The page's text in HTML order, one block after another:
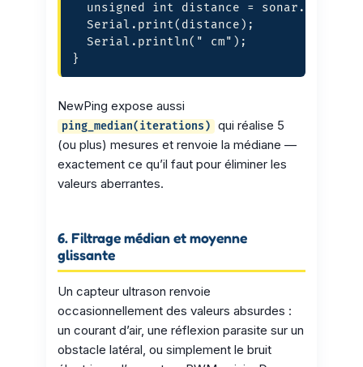
unsigned int distance =
  Serial.print(distance);
  Serial.println(" cm");
}
NewPing expose aussi
ping_median(iterations)
qui réalise 5
(ou plus) mesures et renvoie la médiane —
exactement ce qu’il faut pour éliminer les
valeurs aberrantes.
6. Filtrage médian et moyenne
glissante
Un capteur ultrason renvoie
occasionnellement des valeurs absurdes :
un courant d’air, une réflexion parasite sur un
obstacle latéral, ou simplement le bruit